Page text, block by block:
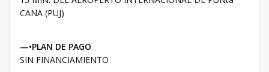
CANA (PUJ)
—•PLAN DE PAGO
SIN FINANCIAMIENTO